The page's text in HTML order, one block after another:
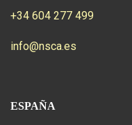
+34 604 277 499
info@nsca.es
ESPAÑA